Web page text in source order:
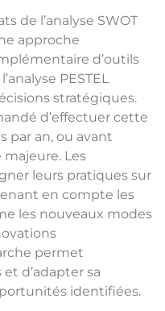
de l’analyse SWOT
approche
d’outils
PESTEL
stratégiques.
d’effectuer cette
par an, ou avant
Les
leurs pratiques sur
en compte les
les nouveaux modes
permet
d’adapter sa
identifiées.